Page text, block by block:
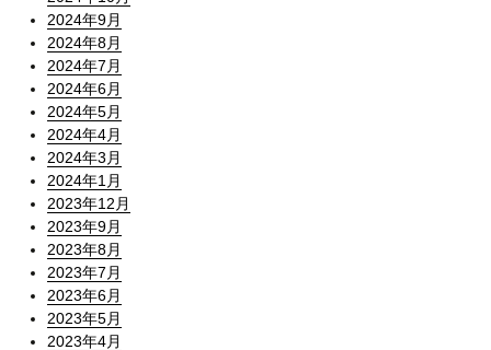
2024年9月
2024年8月
2024年7月
2024年6月
2024年5月
2024年4月
2024年3月
2024年1月
2023年12月
2023年9月
2023年8月
2023年7月
2023年6月
2023年5月
2023年4月